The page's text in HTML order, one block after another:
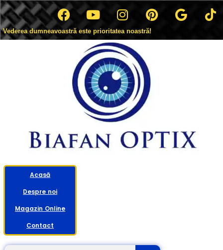
Vederea dumneavoastră este prioritatea noastră!
Acasă
Despre noi
Magazin Online
Contact